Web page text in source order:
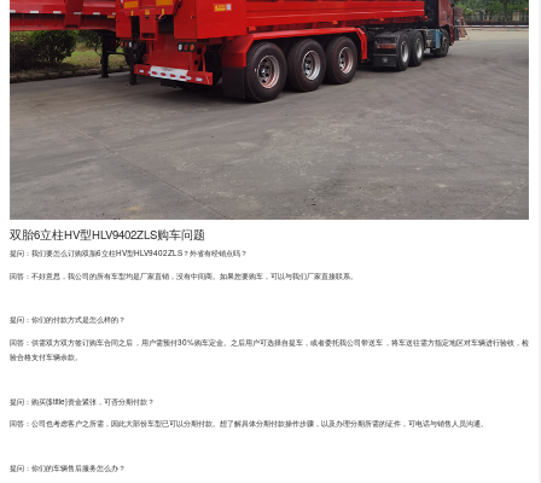
双胎6立柱HV型HLV9402ZLS购车问题
提问：我们要怎么订购双胎6立柱HV型HLV9402ZLS？外省有经销点吗？
回答：不好意思，我公司的所有车型均是厂家直销，没有中间商。如果您要购车，可以与我们厂家直接联系。
提问：你们的付款方式是怎么样的？
回答：供需双方双方签订购车合同之后，用户需预付30%购车定金。之后用户可选择自提车，或者委托我公司带送车，将车送往需方指定地区对车辆进行验收，检
验合格支付车辆余款。
提问：购买{$title}资金紧张，可否分期付款？
回答：公司也考虑客户之所需，因此大部份车型已可以分期付款。想了解具体分期付款操作步骤，以及办理分期所需的证件，可电话与销售人员沟通。
提问：你们的车辆售后服务怎么办？